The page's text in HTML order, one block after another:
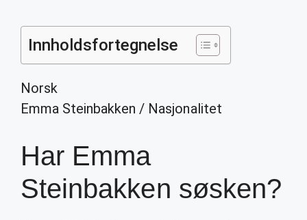
Innholdsfortegnelse
Norsk
Emma Steinbakken / Nasjonalitet
Har Emma
Steinbakken søsken?